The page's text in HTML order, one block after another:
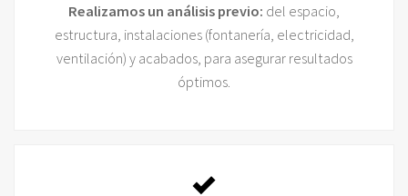
Realizamos un análisis previo: del espacio,
estructura, instalaciones (fontanería, electricidad,
ventilación) y acabados, para asegurar resultados
óptimos.